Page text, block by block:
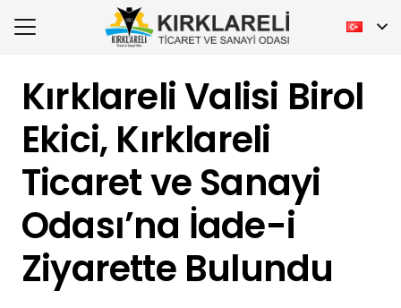
Kırklareli Valisi Birol
Ekici, Kırklareli
Ticaret ve Sanayi
Odası’na İade-i
Ziyarette Bulundu